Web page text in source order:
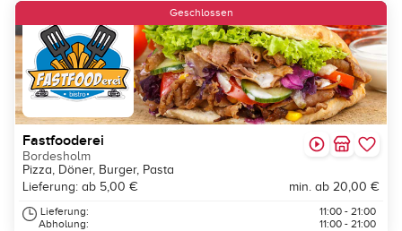
Geschlossen
Fastfooderei
Bordesholm
Pizza, Döner, Burger, Pasta
Lieferung: ab 5,00 €
min. ab 20,00 €
Lieferung:
Abholung:
11:00 - 21:00
11:00 - 21:00